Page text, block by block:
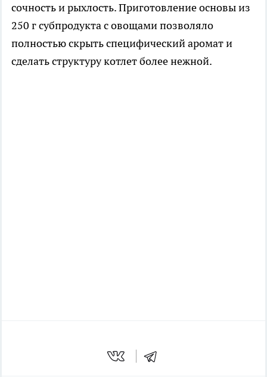
сочность и рыхлость. Приготовление основы из
250 г субпродукта с овощами позволяло
полностью скрыть специфический аромат и
сделать структуру котлет более нежной.